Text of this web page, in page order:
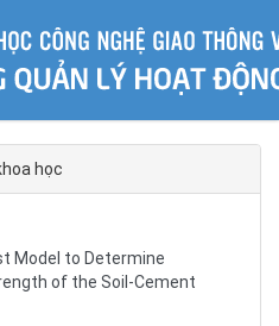
học
Model to Determine
of the Soil-Cement